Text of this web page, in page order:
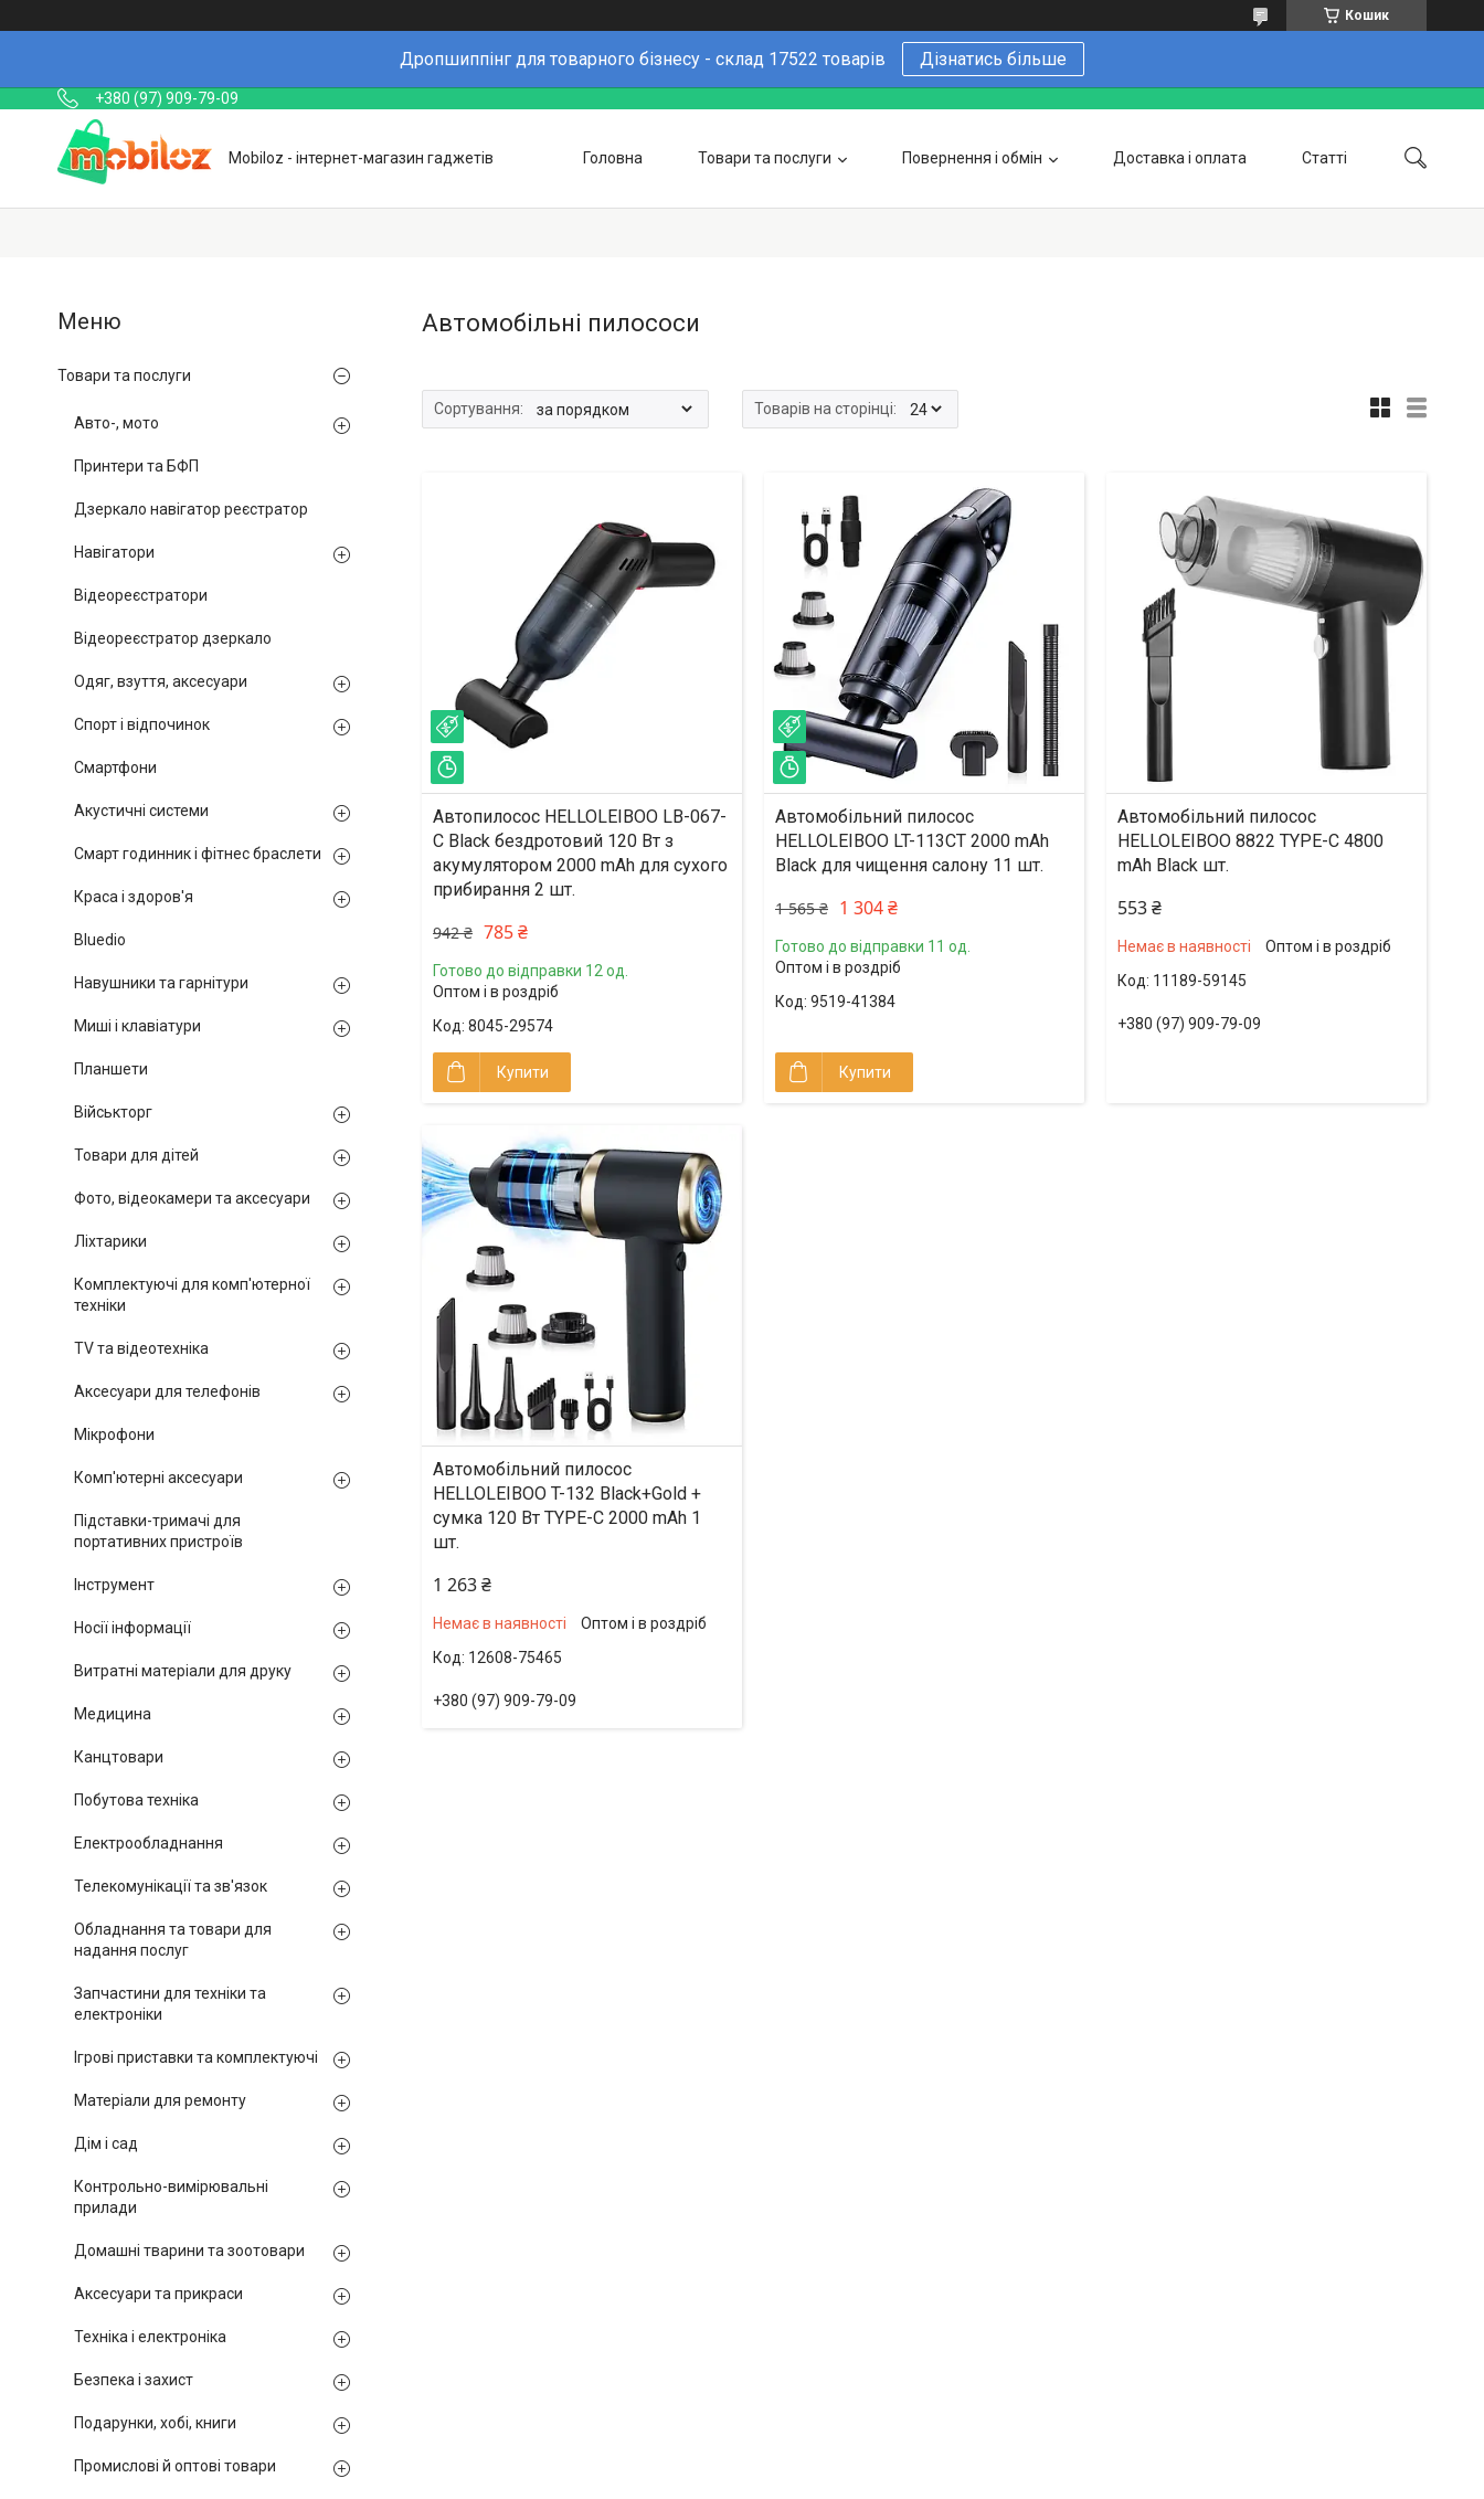
Кошик
Дропшиппінг для товарного бізнесу - склад 17522 товарів Дізнатись більше
+380 (97) 909-79-09
Mobiloz - інтернет-магазин гаджетів Головна Товари та послуги Повернення і обмін Доставка і оплата Статті
Автомобільні пилососи
–17%
Автопилосос HELLOLEIBOO LB-067-
C Black бездротовий 120 Вт з
акумулятором 2000 mAh для сухого
прибирання 2 шт.
942 ₴ 785 ₴
Готово до відправки 12 од.
Оптом і в роздріб
8045-29574
Купити
Залишилось 44 дні
–17%
Автомобільний пилосос
HELLOLEIBOO LT-113CT 2000 mAh
Black для чищення салону 11 шт.
1 565 ₴ 1 304 ₴
Готово до відправки 11 од.
Оптом і в роздріб
9519-41384
Купити
Автомобільний пилосос
HELLOLEIBOO 8822 TYPE-C 4800
mAh Black шт.
553 ₴
Немає в наявності
Оптом і в роздріб
11189-59145
+380 (97) 909-79-09
Автомобільний пилосос
HELLOLEIBOO T-132 Black+Gold +
сумка 120 Вт TYPE-C 2000 mAh 1
шт.
1 263 ₴
Немає в наявності
Оптом і в роздріб
12608-75465
+380 (97) 909-79-09
Товари та послуги
Авто-, мото
Принтери та БФП
Дзеркало навігатор реєстратор
Навігатори
Відеореєстратори
Відеореєстратор дзеркало
Одяг, взуття, аксесуари
Спорт і відпочинок
Смартфони
Акустичні системи
Смарт годинник і фітнес браслети
Краса і здоров'я
Bluedio
Навушники та гарнітури
Миші і клавіатури
Планшети
Військторг
Товари для дітей
Фото, відеокамери та аксесуари
Ліхтарики
Комплектуючі для комп'ютерної
техніки
TV та відеотехніка
Аксесуари для телефонів
Мікрофони
Комп'ютерні аксесуари
Підставки-тримачі для
портативних пристроїв
Інструмент
Носії інформації
Витратні матеріали для друку
Медицина
Канцтовари
Побутова техніка
Електрообладнання
Телекомунікації та зв'язок
Обладнання та товари для
надання послуг
Запчастини для техніки та
електроніки
Ігрові приставки та комплектуючі
Матеріали для ремонту
Дім і сад
Контрольно-вимірювальні
прилади
Домашні тварини та зоотовари
Аксесуари та прикраси
Техніка і електроніка
Безпека і захист
Подарунки, хобі, книги
Промислові й оптові товари